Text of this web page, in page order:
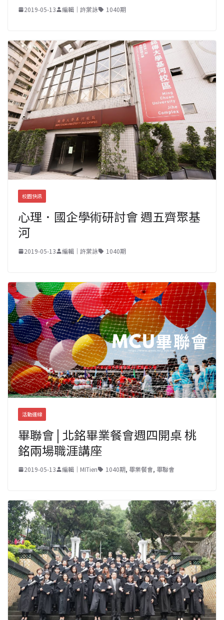
2019-05-13 編輯｜許棠詠 1040期
校園快訊
心理．國企學術研討會 週五齊聚基
河
2019-05-13 編輯｜許棠詠 1040期
活動連線
畢聯會 | 北銘畢業餐會週四開桌 桃
銘兩場職涯講座
2019-05-13 編輯｜MITien 1040期, 畢業餐會, 畢聯會